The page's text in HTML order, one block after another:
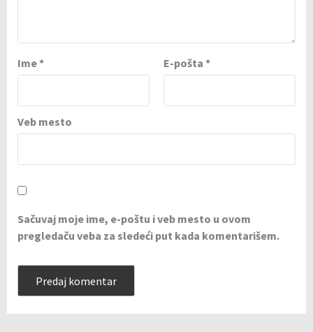
Ime* E-pošta *
Veb mesto
Sačuvaj moje ime, e-poštu i veb mesto u ovom
pregledaču veba za sledeći put kada komentarišem.